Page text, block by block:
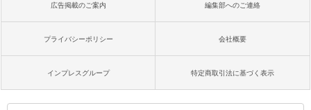
広告掲載のご案内 編集部へのご連絡
プライバシーポリシー 会社概要
インプレスグループ 特定商取引法に基づく表示